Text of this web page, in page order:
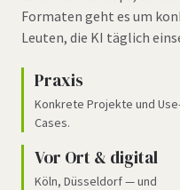
Formaten geht es um
Leuten, die KI täglich
Praxis
Konkrete Projekte und
Cases.
Vor Ort & digital
Köln, Düsseldorf — und